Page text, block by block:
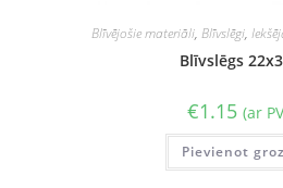
Blīvējošie materiāli, Blīvslēgi,
Blīvslēgs
€1.15 (ar
Pievienot